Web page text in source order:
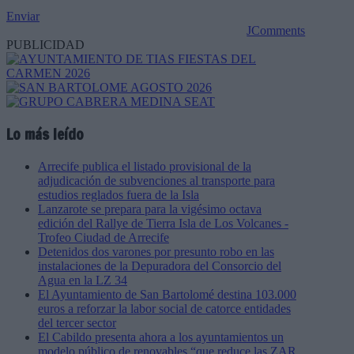
Enviar
JComments
PUBLICIDAD
Lo más leído
Arrecife publica el listado provisional de la
adjudicación de subvenciones al transporte para
estudios reglados fuera de la Isla
Lanzarote se prepara para la vigésimo octava
edición del Rallye de Tierra Isla de Los Volcanes -
Trofeo Ciudad de Arrecife
Detenidos dos varones por presunto robo en las
instalaciones de la Depuradora del Consorcio del
Agua en la LZ 34
El Ayuntamiento de San Bartolomé destina 103.000
euros a reforzar la labor social de catorce entidades
del tercer sector
El Cabildo presenta ahora a los ayuntamientos un
modelo público de renovables “que reduce las ZAR